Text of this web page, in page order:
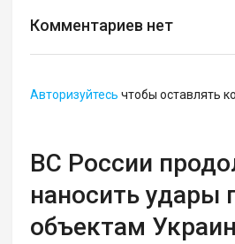
Комментариев нет
Авторизуйтесь чтобы оставлять
ВС России
наносить удары
объектам